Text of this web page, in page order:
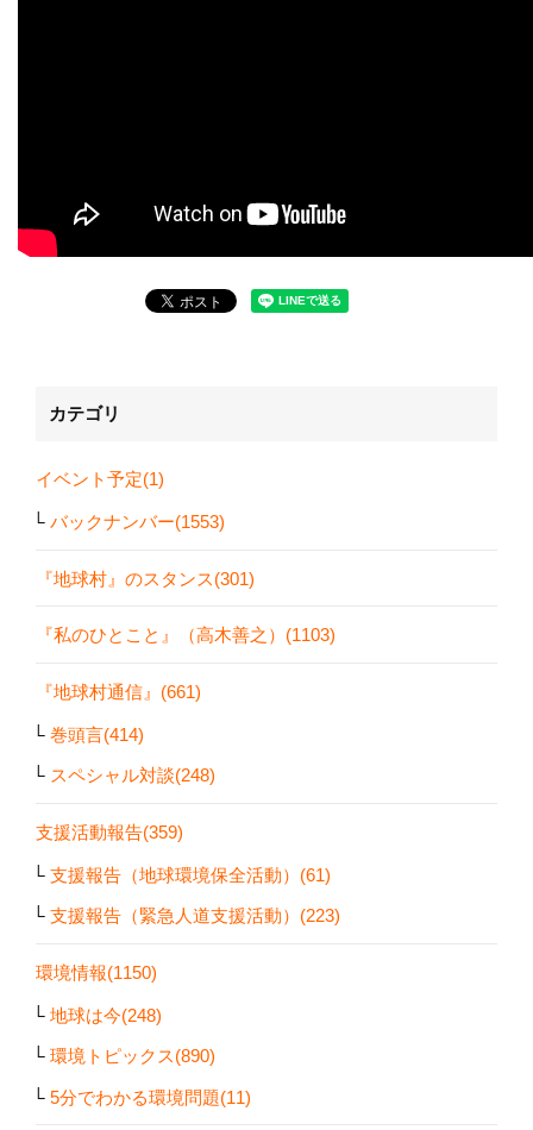
カテゴリ
イベント予定(1)
バックナンバー(1553)
『地球村』のスタンス(301)
『私のひとこと』（高木善之）(1103)
『地球村通信』(661)
巻頭言(414)
スペシャル対談(248)
支援活動報告(359)
支援報告（地球環境保全活動）(61)
支援報告（緊急人道支援活動）(223)
環境情報(1150)
地球は今(248)
環境トピックス(890)
5分でわかる環境問題(11)